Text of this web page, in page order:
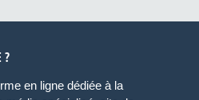
?
en ligne dédiée à la